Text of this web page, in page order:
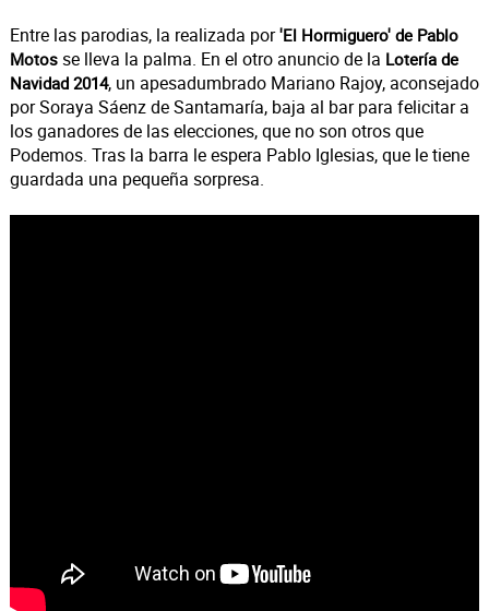
Entre las parodias, la realizada por'El Hormiguero' de Pablo
Motosse lleva la palma. En el otro anuncio de la Lotería de
Navidad 2014, un apesadumbrado Mariano Rajoy, aconsejado
por Soraya Sáenz de Santamaría, baja al bar para felicitar a
los ganadores de las elecciones, que no son otros que
Podemos. Tras la barra le espera Pablo Iglesias, que le tiene
guardada una pequeña sorpresa.